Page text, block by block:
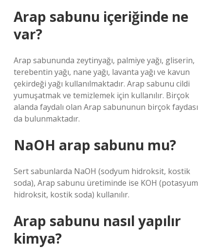
Arap sabunu içeriğinde ne
var?
Arap sabununda zeytinyağı, palmiye yağı, gliserin,
terebentin yağı, nane yağı, lavanta yağı ve kavun
çekirdeği yağı kullanılmaktadır. Arap sabunu cildi
yumuşatmak ve temizlemek için kullanılır. Birçok
alanda faydalı olan Arap sabununun birçok faydası
da bulunmaktadır.
NaOH arap sabunu mu?
Sert sabunlarda NaOH (sodyum hidroksit, kostik
soda), Arap sabunu üretiminde ise KOH (potasyum
hidroksit, kostik soda) kullanılır.
Arap sabunu nasıl yapılır
kimya?